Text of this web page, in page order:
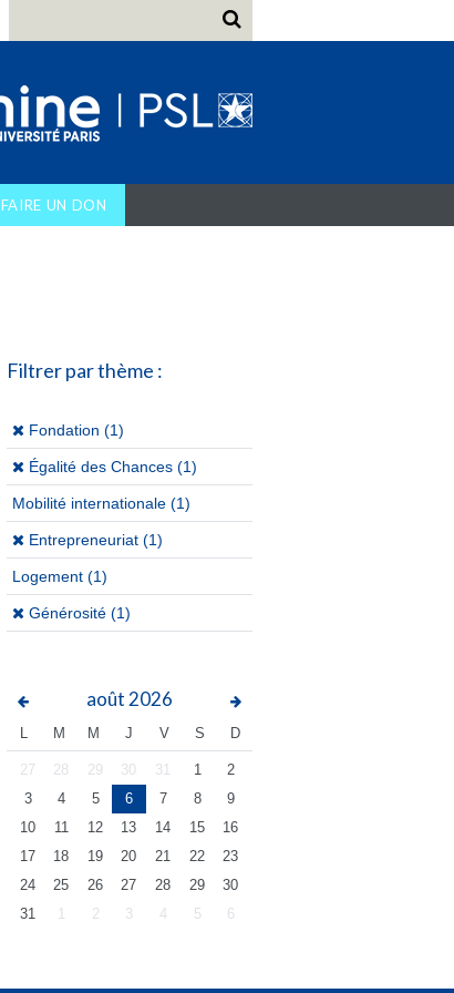
FAIRE UN DON
Filtrer par thème :
(x)Fondation (1)
(x)Égalité des Chances (1)
Mobilité internationale(1)
(x)Entrepreneuriat (1)
Logement(1)
(x)
Générosité (1)
août 2026
L M M J V S D
27 28 29 30 31 1
2
3
4 5 6 7 8
9
10
11 12 13 14 15
16
17
18 19 20 21 22
23
24
25 26 27 28 29
30
31
1 2 3 4 5 6